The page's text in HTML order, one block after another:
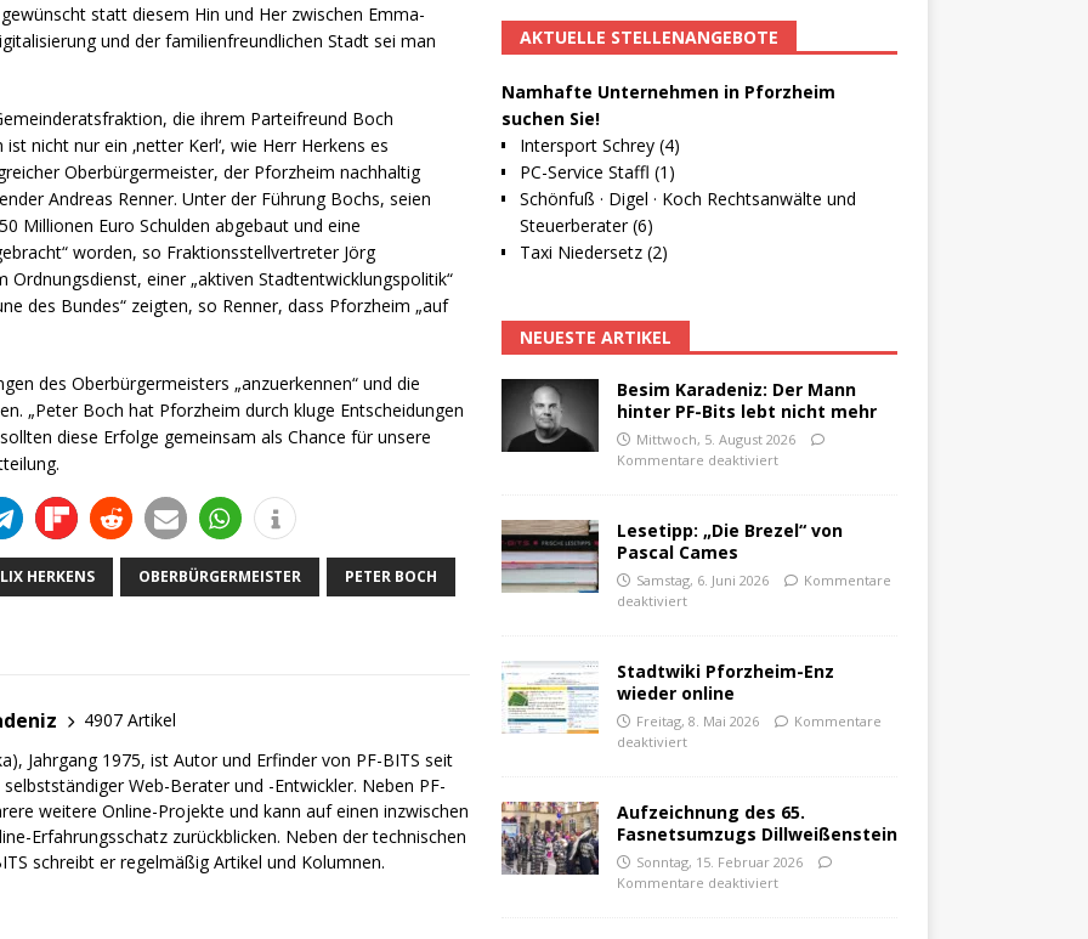
statt diesem Hin und Her zwischen Emma-
und der familienfreundlichen Stadt sei man
die ihrem Parteifreund Boch
nicht nur ein ‚netter Kerl‘, wie Herr Herkens es
Oberbürgermeister, der Pforzheim nachhaltig
Andreas Renner. Unter der Führung Bochs, seien
Millionen Euro Schulden abgebaut und eine
worden, so Fraktionsstellvertreter Jörg
einer „aktiven Stadtentwicklungspolitik“
des Bundes“ zeigten, so Renner, dass Pforzheim „auf
des Oberbürgermeisters „anzuerkennen“ und die
„Peter Boch hat Pforzheim durch kluge Entscheidungen
diese Erfolge gemeinsam als Chance für unsere
HERKENS OBERBÜRGERMEISTER PETER BOCH
4907 Artikel
Jahrgang 1975, ist Autor und Erfinder von PF-BITS seit
Web-Berater und -Entwickler. Neben PF-
weitere Online-Projekte und kann auf einen inzwischen
Erfahrungsschatz zurückblicken. Neben der technischen
schreibt er regelmäßig Artikel und Kolumnen.
AKTUELLE STELLENANGEBOTE
Namhafte Unternehmen in Pforzheim
suchen Sie!
Intersport Schrey (4)
PC-Service Staffl (1)
Schönfuß · Digel · Koch Rechtsanwälte und
Steuerberater (6)
Taxi Niedersetz (2)
NEUESTE ARTIKEL
Besim Karadeniz: Der Mann
hinter PF-Bits lebt nicht mehr
Mittwoch, 5. August 2026
Kommentare deaktiviert
Lesetipp: „Die Brezel“ von
Pascal Cames
Samstag, 6. Juni 2026
Kommentare
deaktiviert
Stadtwiki Pforzheim-Enz
wieder online
Freitag, 8. Mai 2026
Kommentare
deaktiviert
Aufzeichnung des 65.
Fasnetsumzugs Dillweißenstein
Sonntag, 15. Februar 2026
Kommentare deaktiviert